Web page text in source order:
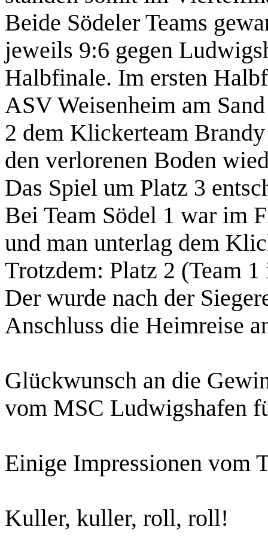
Beide Södeler Teams
jeweils 9:6 gegen
Halbfinale. Im ersten
ASV Weisenheim am
2 dem Klickerteam
den verlorenen Boden
Das Spiel um Platz 3
Bei Team Södel 1 war im
und man unterlag dem
Trotzdem: Platz 2 (Team
Der wurde nach der
Anschluss die Heimreise
Glückwunsch an die
vom MSC Ludwigshafen
Einige Impressionen vom
Kuller, kuller, roll, roll!